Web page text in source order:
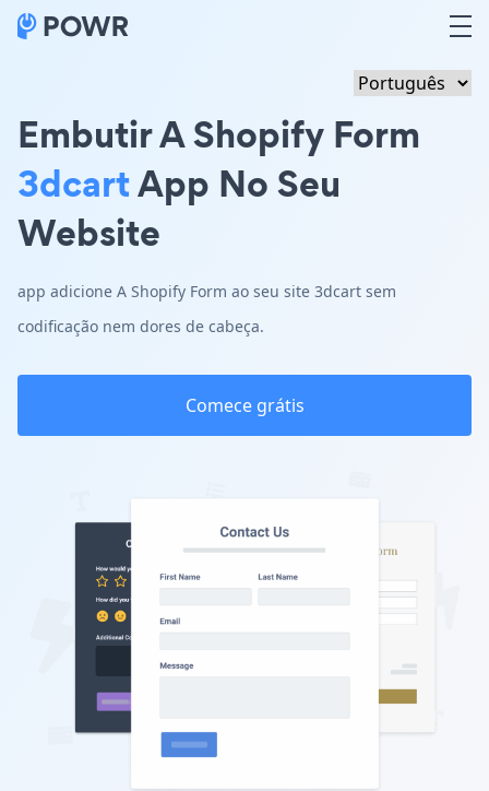
Embutir A Shopify Form
3dcartApp No Seu
Website
app adicione A Shopify Form ao seu site 3dcart sem
codificação nem dores de cabeça.
Comece grátis